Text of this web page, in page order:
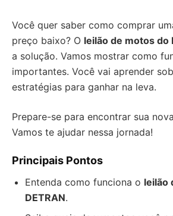
Você quer saber como comprar
preço baixo? O leilão de motos do
a solução. Vamos mostrar como
importantes. Você vai aprender
estratégias para ganhar na leva.
Prepare-se para encontrar sua
Vamos te ajudar nessa jornada!
Principais Pontos
Entenda como funciona o leilão
DETRAN.